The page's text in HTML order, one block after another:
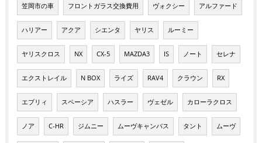
笠岡市の車 フロントガラス交換費用 ヴォクシー アルファード
ハリアー アクア シエンタ ヤリス ルーミー
ヤリスクロス NX CX-5 MAZDA3 IS ノート セレナ
エクストレイル N BOX ライズ RAV4 クラウン RX
エブリィ スペーシア ハスラー ヴェゼル カローラクロス
ノア C-HR ジムニー ムーヴキャンバス タント ムーヴ